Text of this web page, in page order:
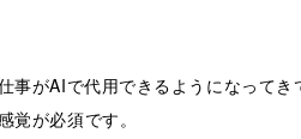
事がAIで代用できるようになって
覚が必須です。